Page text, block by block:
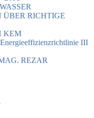
ÜBER RICHTIGE
KEM
III
REZAR